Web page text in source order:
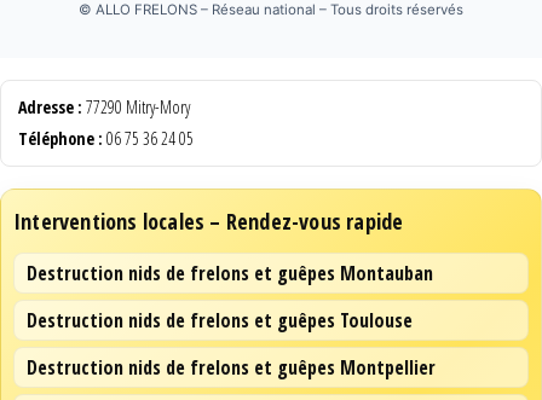
© ALLO FRELONS – Réseau national – Tous droits réservés
Adresse : 77290 Mitry-Mory
Téléphone : 06 75 36 24 05
Interventions locales – Rendez-vous rapide
Destruction nids de frelons et guêpes Montauban
Destruction nids de frelons et guêpes Toulouse
Destruction nids de frelons et guêpes Montpellier